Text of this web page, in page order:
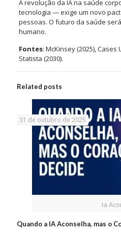
A revolução da IA na saúde
tecnologia — exige um novo
pessoas. O futuro da saúde
humano.
Fontes: McKinsey (2025), Cases
Statista (2030).
Related posts
Ia
31 de outubro de 2025
Quando a IA Aconselha, mas o